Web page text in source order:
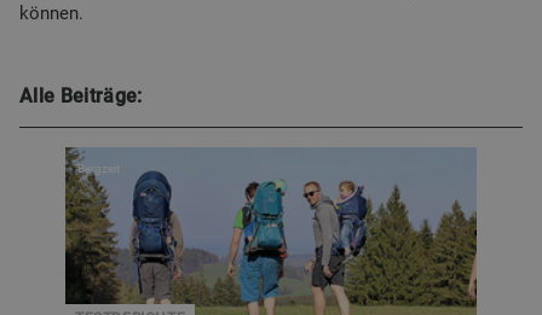
können.
Alle Beiträge:
Bergzeit